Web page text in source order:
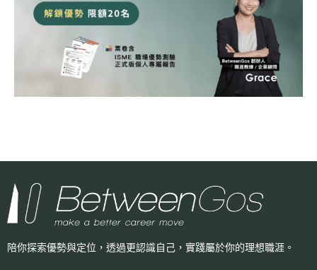
陪你探索優勢與定位，透過更認識自己， 實踐屬於你的理想職涯。